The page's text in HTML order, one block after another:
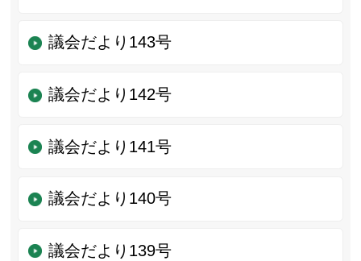
議会だより143号
議会だより142号
議会だより141号
議会だより140号
議会だより139号